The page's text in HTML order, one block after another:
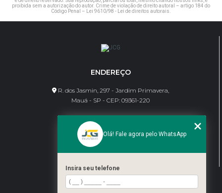
proibida sem a autorização do autor. Crime de violação de direito autoral – artigo 184 do
Código Penal –
Lei 9610/98 - Lei de direitos autorais
ENDEREÇO
R. dos Jasmin, 297 - Jardim Primavera,
Mauá - SP - CEP: 09361-220
CONTATO
(11) 95462-8630
bene@jcgdivisorias.com
Olá! Fale agora pelo WhatsApp
Insira seu telefone